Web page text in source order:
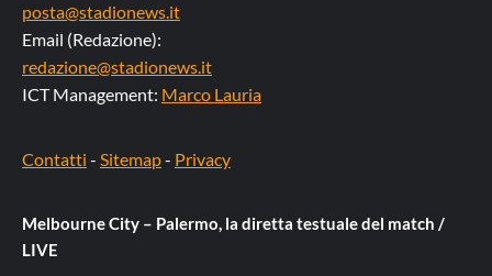
posta@stadionews.it
Email (Redazione):
redazione@stadionews.it
ICT Management: Marco Lauria
Contatti - Sitemap- Privacy
Melbourne City – Palermo, la diretta testuale del match /
LIVE